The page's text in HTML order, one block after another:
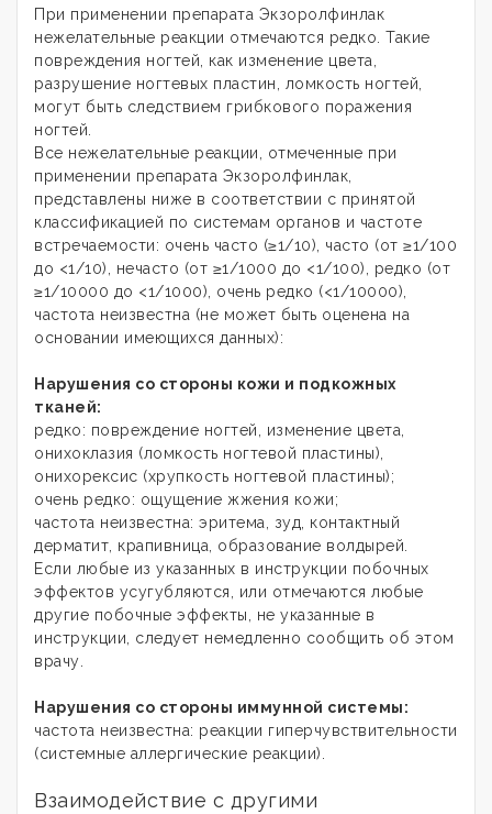
При применении препарата Экзоролфинлак
нежелательные реакции отмечаются редко. Такие
повреждения ногтей, как изменение цвета,
разрушение ногтевых пластин, ломкость ногтей,
могут быть следствием грибкового поражения
ногтей.
Все нежелательные реакции, отмеченные при
применении препарата Экзоролфинлак,
представлены ниже в соответствии с принятой
классификацией по системам органов и частоте
встречаемости: очень часто (≥1/10), часто (от ≥1/100
до <1/10), нечасто (от ≥1/1000 до <1/100), редко (от
≥1/10000 до <1/1000), очень редко (<1/10000),
частота неизвестна (не может быть оценена на
основании имеющихся данных):
Нарушения со стороны кожи и подкожных
тканей:
редко: повреждение ногтей, изменение цвета,
онихоклазия (ломкость ногтевой пластины),
онихорексис (хрупкость ногтевой пластины);
очень редко: ощущение жжения кожи;
частота неизвестна: эритема, зуд, контактный
дерматит, крапивница, образование волдырей.
Если любые из указанных в инструкции побочных
эффектов усугубляются, или отмечаются любые
другие побочные эффекты, не указанные в
инструкции, следует немедленно сообщить об этом
врачу.
Нарушения со стороны иммунной системы:
частота неизвестна: реакции гиперчувствительности
(системные аллергические реакции).
Взаимодействие с другими